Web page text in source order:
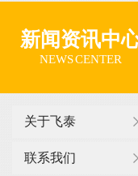
新闻资讯中
NEWS CENTER
关于飞泰
联系我们